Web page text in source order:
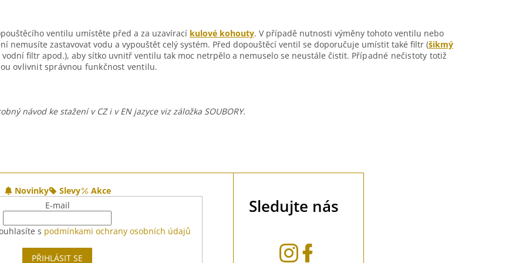
ventilu umístěte před a za uzavírací kulové kohouty. V případě nutnosti výměny tohoto ventilu nebo
nemusíte zastavovat vodu a vypouštět celý systém. Před dopouštěcí ventil se doporučuje umístit také filtr (šikmý
vodní filtr apod.), aby sítko uvnitř ventilu tak moc netrpělo a nemuselo se neustále čistit. Případné nečistoty totiž
ovlivnit správnou funkčnost ventilu.
návod ke stažení v CZ i v EN jazyce viz záložka SOUBORY.
Novinky Slevy
Akce
E-mail
s podmínkami ochrany osobních údajů
PŘIHLÁSIT SE
Sledujte nás